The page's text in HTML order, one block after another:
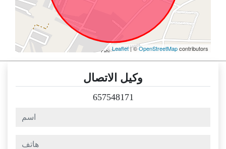
Leaflet| ©OpenStreetMapcontributors
وكيل الاتصال
657548171
هاتف